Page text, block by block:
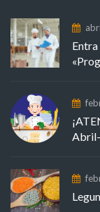
Abril-